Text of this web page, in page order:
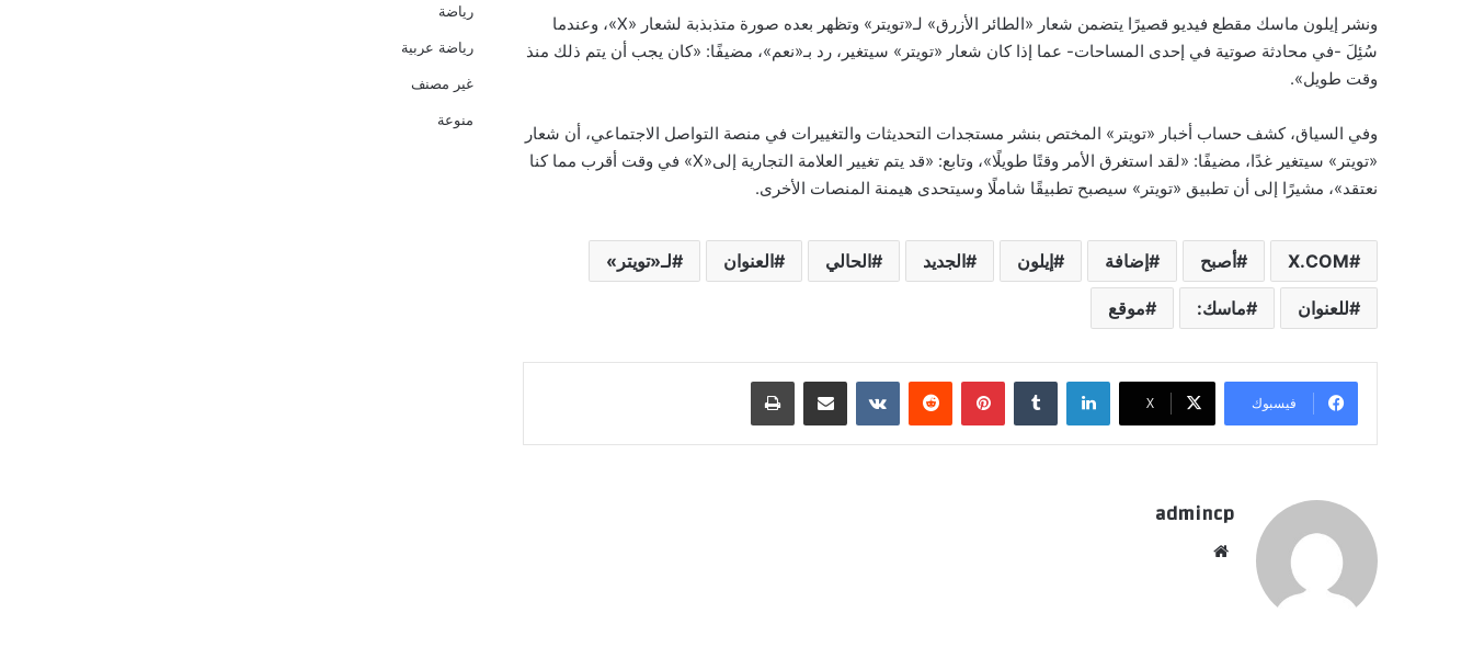
ونشر إيلون ماسك مقطع فيديو قصيرًا يتضمن شعار «الطائر الأزرق» لـ«تويتر» وتظهر بعده صورة متذبذبة لشعار «X»، وعندما
سُئِلَ -في محادثة صوتية في إحدى المساحات- عما إذا كان شعار «تويتر» سيتغير، رد بـ«نعم»، مضيفًا: «كان يجب أن يتم ذلك منذ
وقت طويل».
وفي السياق، كشف حساب أخبار «تويتر» المختص بنشر مستجدات التحديثات والتغييرات في منصة التواصل الاجتماعي، أن شعار
«تويتر» سيتغير غدًا، مضيفًا: «لقد استغرق الأمر وقتًا طويلًا»، وتابع: «قد يتم تغيير العلامة التجارية إلى«X» في وقت أقرب مما كنا
نعتقد»، مشيرًا إلى أن تطبيق «تويتر» سيصبح تطبيقًا شاملًا وسيتحدى هيمنة المنصات الأخرى.
X.COM أصبح إضافة إيلون الجديد الحالي العنوان لـ«تويتر»
للعنوان ماسك: موقع
فيسبوك ‫X
لينكدإن بينتيريست
admincp
رياضة
رياضة عربية
غير مصنف
منوعة